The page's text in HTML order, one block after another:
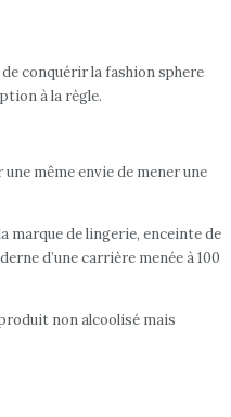
conquérir la fashion sphere
à la règle.
même envie de mener une
marque de lingerie, enceinte de
d’une carrière menée à 100
non alcoolisé mais